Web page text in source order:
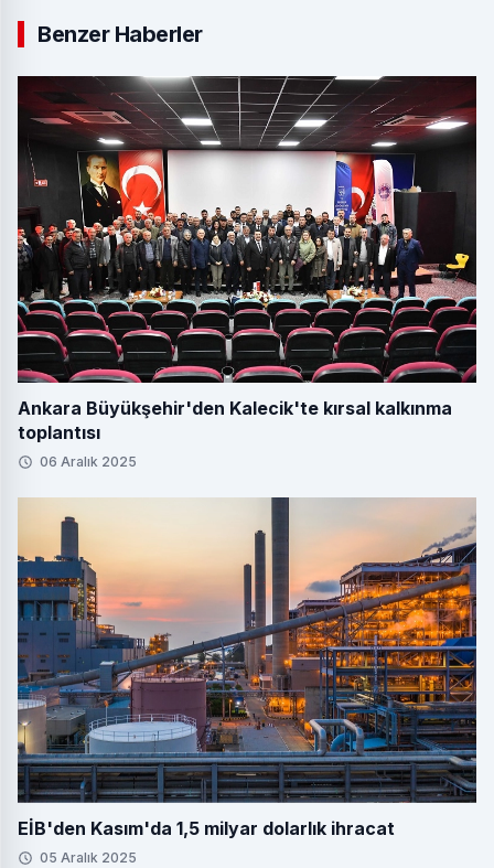
Benzer Haberler
Ankara Büyükşehir'den Kalecik'te kırsal kalkınma
toplantısı
06 Aralık 2025
EİB'den Kasım'da 1,5 milyar dolarlık ihracat
05 Aralık 2025